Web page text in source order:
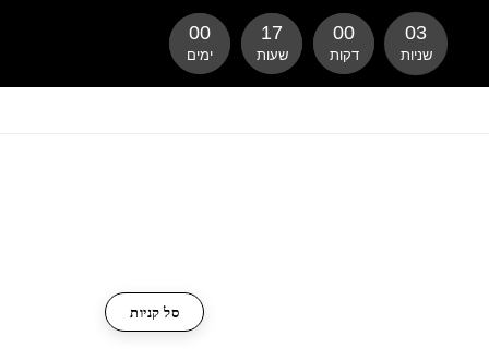
סל קניות
00
ימים
17
שעות
00
דקות
02
שניות